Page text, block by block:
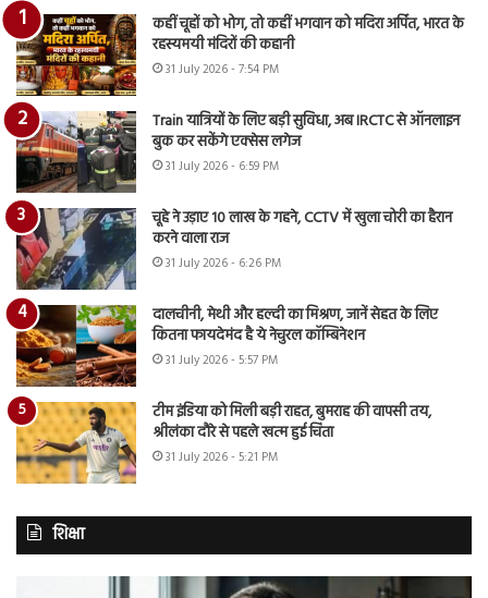
कहीं चूहों को भोग, तो कहीं भगवान को मदिरा अर्पित, भारत के
रहस्यमयी मंदिरों की कहानी
31 July 2026 - 7:54 PM
Train यात्रियों के लिए बड़ी सुविधा, अब IRCTC से ऑनलाइन
बुक कर सकेंगे एक्सेस लगेज
31 July 2026 - 6:59 PM
चूहे ने उड़ाए 10 लाख के गहने, CCTV में खुला चोरी का हैरान
करने वाला राज
31 July 2026 - 6:26 PM
दालचीनी, मेथी और हल्दी का मिश्रण, जानें सेहत के लिए
कितना फायदेमंद है ये नेचुरल कॉम्बिनेशन
31 July 2026 - 5:57 PM
टीम इंडिया को मिली बड़ी राहत, बुमराह की वापसी तय,
श्रीलंका दौरे से पहले खत्म हुई चिंता
31 July 2026 - 5:21 PM
शिक्षा